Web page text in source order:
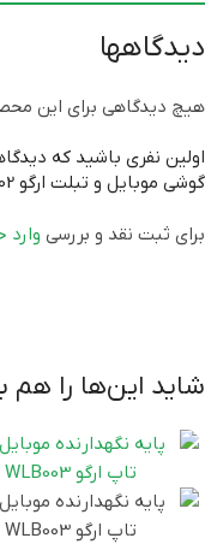
دیدگاهها
هیچ دیدگاهی برای این
اولین نفری باشید که
گوشی موبایل و تبلت ارگو WMH002”
برای ثبت نقد و بررسی
شاید این‌ها را هم